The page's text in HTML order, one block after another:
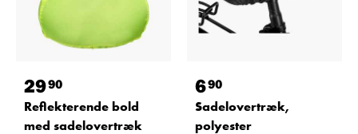
2990
Reflekterende bold
med sadelovertræk
690
Sadelovertræk,
polyester